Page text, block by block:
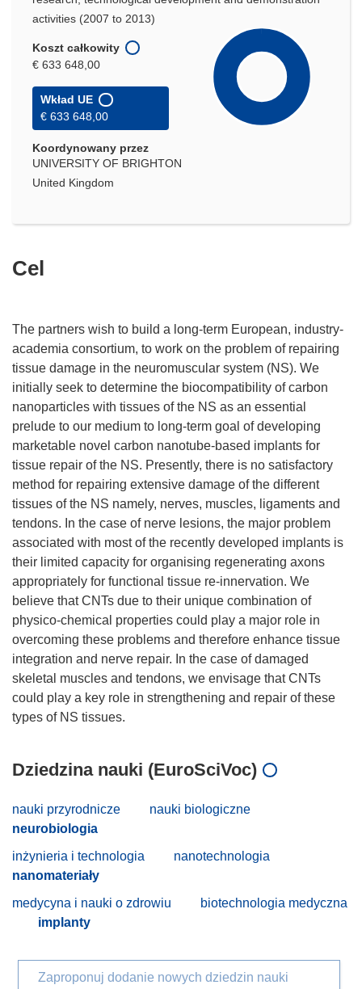
activities (2007 to 2013)
Koszt całkowity
€ 633 648,00
Wkład UE
€ 633 648,00
Koordynowany przez
UNIVERSITY OF BRIGHTON
United Kingdom
Cel
The partners wish to build a long-term European, industry-
academia consortium, to work on the problem of repairing
tissue damage in the neuromuscular system (NS). We
initially seek to determine the biocompatibility of carbon
nanoparticles with tissues of the NS as an essential
prelude to our medium to long-term goal of developing
marketable novel carbon nanotube-based implants for
tissue repair of the NS. Presently, there is no satisfactory
method for repairing extensive damage of the different
tissues of the NS namely, nerves, muscles, ligaments and
tendons. In the case of nerve lesions, the major problem
associated with most of the recently developed implants is
their limited capacity for organising regenerating axons
appropriately for functional tissue re-innervation. We
believe that CNTs due to their unique combination of
physico-chemical properties could play a major role in
overcoming these problems and therefore enhance tissue
integration and nerve repair. In the case of damaged
skeletal muscles and tendons, we envisage that CNTs
could play a key role in strengthening and repair of these
Dziedzina nauki (EuroSciVoc)
nauki przyrodnicze
nauki biologiczne
neurobiologia
inżynieria i technologia
nanotechnologia
nanomateriały
medycyna i nauki o zdrowiu
biotechnologia medyczna
implanty
Zaproponuj dodanie nowych dziedzin nauki